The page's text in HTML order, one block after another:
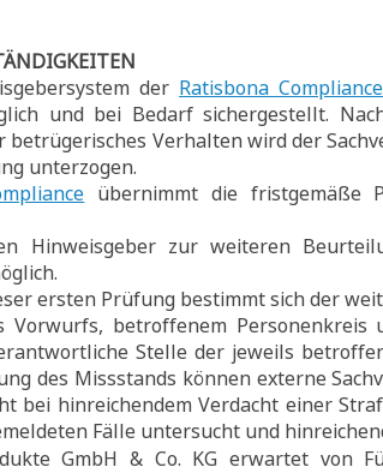
der Ratisbona Compliance
und bei Bedarf sichergestellt.
betrügerisches Verhalten wird der
unterzogen.
übernimmt die fristgemäße
Hinweisgeber zur weiteren
ersten Prüfung bestimmt sich der
Vorwurfs, betroffenem
Stelle der jeweils
des Missstands können externe
bei hinreichendem Verdacht einer
Fälle untersucht und
GmbH & Co. KG erwartet von